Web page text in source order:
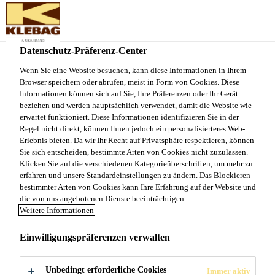
Sika Schweiz AG - VE Klebag
ANSPRECHPAR
TNER
Ihre Ansprechpartner
Datenschutz-Präferenz-Center
Wenn Sie eine Website besuchen, kann diese Informationen in Ihrem
Browser speichern oder abrufen, meist in Form von Cookies. Diese
Informationen können sich auf Sie, Ihre Präferenzen oder Ihr Gerät
beziehen und werden hauptsächlich verwendet, damit die Website wie
erwartet funktioniert. Diese Informationen identifizieren Sie in der
Regel nicht direkt, können Ihnen jedoch ein personalisierteres Web-
Erlebnis bieten. Da wir Ihr Recht auf Privatsphäre respektieren, können
Sie sich entscheiden, bestimmte Arten von Cookies nicht zuzulassen.
Klicken Sie auf die verschiedenen Kategorieüberschriften, um mehr zu
erfahren und unsere Standardeinstellungen zu ändern. Das Blockieren
bestimmter Arten von Cookies kann Ihre Erfahrung auf der Website und
die von uns angebotenen Dienste beeinträchtigen.
Weitere Informationen
Einwilligungspräferenzen verwalten
Unbedingt erforderliche Cookies Immer aktiv